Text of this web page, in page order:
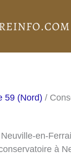
59 (Nord) /
en-
à